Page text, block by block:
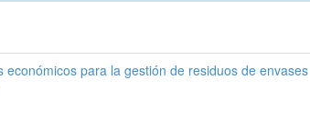
económicos para la gestión de residuos de envases